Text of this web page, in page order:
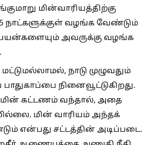
மின்வாரியத்திற்கு
நாட்களுக்குள் வழங்க வேண்டும்
பயன்களையும் அவருக்கு வழங்க
நாடு முழுவதும்
நினைவூட்டுகிறது.
மின் கட்டணம் வந்தால், அதை
மின் வாரியம் அந்தக்
என்பது சட்டத்தின் அடிப்படை.